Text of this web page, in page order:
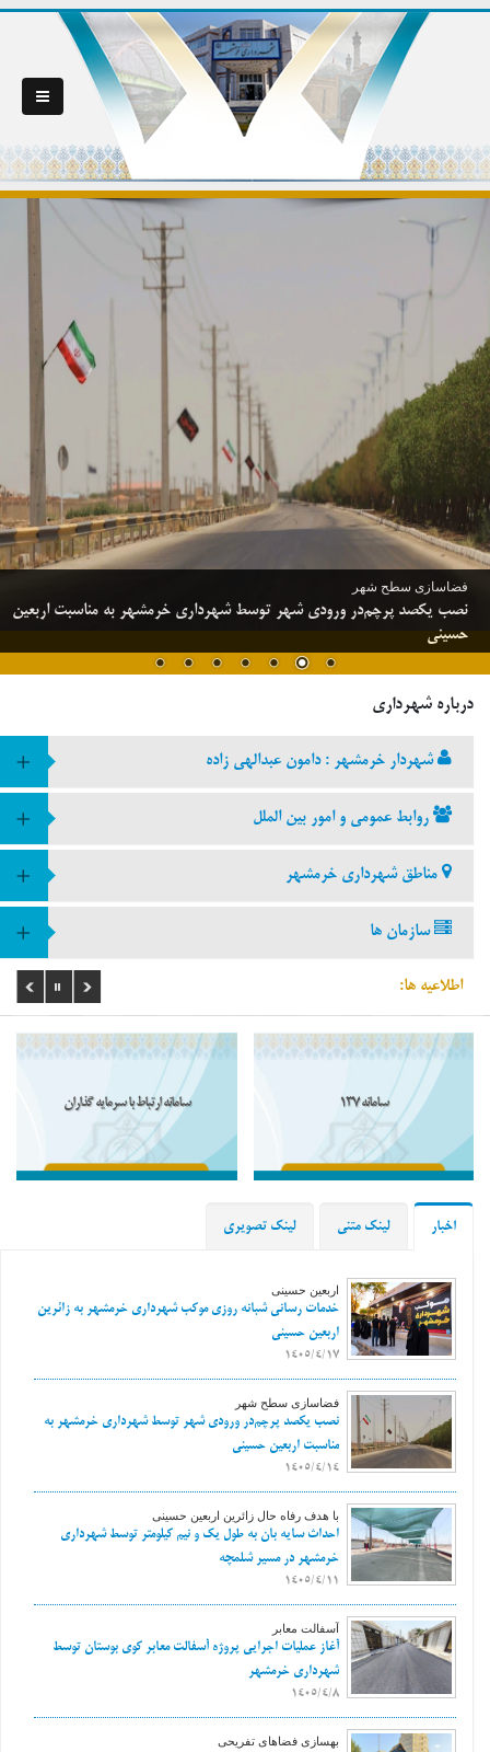
فضاسازی سطح شهر
نصب یکصد پرچم‌در ورودی شهر توسط شهرداری خرمشهر به مناسبت اربعین
حسینی
درباره شهرداری
شهردار خرمشهر : دامون عبدالهی زاده
روابط عمومی و امور بین الملل
مناطق شهرداری خرمشهر
سازمان ها
اطلاعیه ها:
سامانه 137 سامانه ارتباط با سرمایه گذاران
اخبار لینک متنی لینک تصویری
اربعین حسینی
خدمات رسانی شبانه روزی موکب شهرداری خرمشهر به زائرین
اربعین حسینی
1405/4/17
فضاسازی سطح شهر
نصب یکصد پرچم‌در ورودی شهر توسط شهرداری خرمشهر به
مناسبت اربعین حسینی
1405/4/14
با هدف رفاه حال زائرین اربعین حسینی
احداث سایه بان به طول یک و نیم کیلومتر توسط شهرداری
خرمشهر در مسیر شلمچه
1405/4/11
آسفالت معابر
آغاز عملیات اجرایی پروژه آسفالت معابر کوی بوستان توسط
شهرداری خرمشهر
1405/4/8
بهسازی فضاهای تفریحی